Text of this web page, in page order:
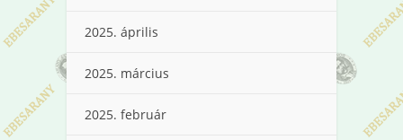
2025. április
2025. március
2025. február